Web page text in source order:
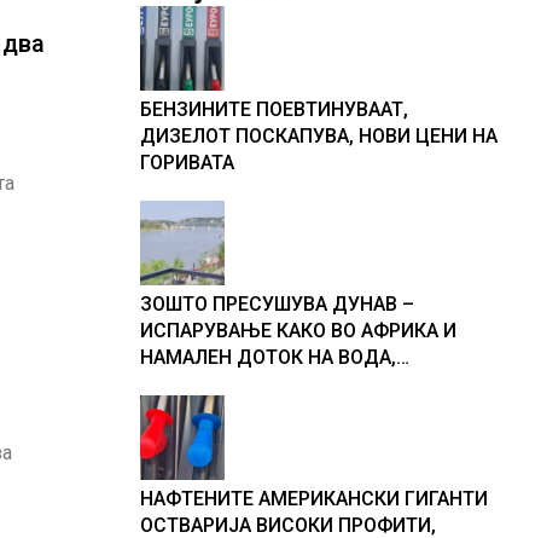
БЕНЗИНИТЕ ПОЕВТИНУВААТ,
ДИЗЕЛОТ ПОСКАПУВА, НОВИ ЦЕНИ НА
ГОРИВАТА
ЗОШТО ПРЕСУШУВА ДУНАВ –
ИСПАРУВАЊЕ КАКО ВО АФРИКА И
НАМАЛЕН ДОТОК НА ВОДА,
Србија
НАФТЕНИТЕ АМЕРИКАНСКИ ГИГАНТИ
ОСТВАРИЈА ВИСОКИ ПРОФИТИ,